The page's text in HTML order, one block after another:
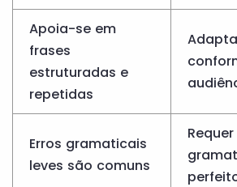
Apoia-se em
frases
estruturadas e
repetidas
Erros gramaticais
leves são comuns